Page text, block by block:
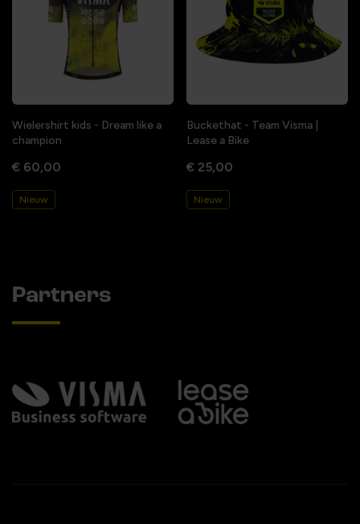
Wielershirt kids - Dream like a
champion
€ 60,00
Nieuw
Buckethat - Team Visma |
Lease a Bike
€ 25,00
Nieuw
Partners